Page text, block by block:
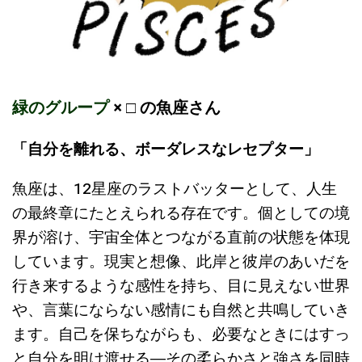
緑のグループ× □ の魚座さん
「自分を離れる、ボーダレスなレセプター」
魚座は、12星座のラストバッターとして、人生
の最終章にたとえられる存在です。個としての境
界が溶け、宇宙全体とつながる直前の状態を体現
しています。現実と想像、此岸と彼岸のあいだを
行き来するような感性を持ち、目に見えない世界
や、言葉にならない感情にも自然と共鳴していき
ます。自己を保ちながらも、必要なときにはすっ